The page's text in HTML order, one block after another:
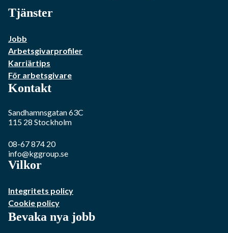
Tjänster
Jobb
Arbetsgivarprofiler
Karriärtips
För arbetsgivare
Kontakt
Sandhamnsgatan 63C
115 28 Stockholm
08-67 874 20
info@kggroup.se
Vilkor
Integritets policy
Cookie policy
Bevaka nya jobb